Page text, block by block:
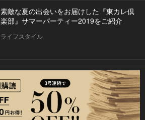
素敵な夏の出会いをお届けした『東カレ倶
楽部』サマーパーティー2019をご紹介
ライフスタイル